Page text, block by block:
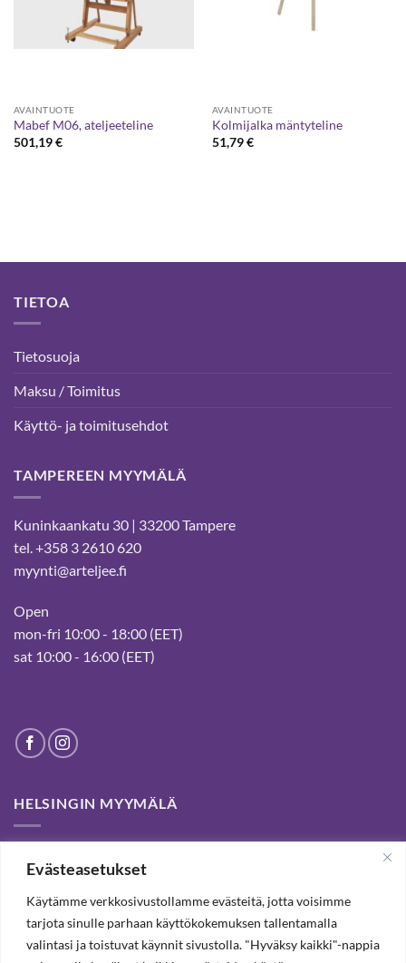
Evästeasetukset
Käytämme verkkosivustollamme evästeitä, jotta voisimme
tarjota sinulle parhaan käyttökokemuksen tallentamalla
valintasi ja toistuvat käynnit sivustolla. "Hyväksy kaikki"-nappia
AVAINTUOTE
Mabef M06, ateljeeteline
501,19€
AVAINTUOTE
Kolmijalka mäntyteline
51,79€
TIETOA
Tietosuoja
Maksu / Toimitus
Käyttö- ja toimitusehdot
TAMPEREEN MYYMÄLÄ
Kuninkaankatu 30 | 33200 Tampere
tel. +358 3 2610 620
myynti@arteljee.fi
Open
mon-fri 10:00 - 18:00 (EET)
sat 10:00 - 16:00 (EET)
HELSINGIN MYYMÄLÄ
customers for passed years and welcome you to our Tampere
shop and webstore.